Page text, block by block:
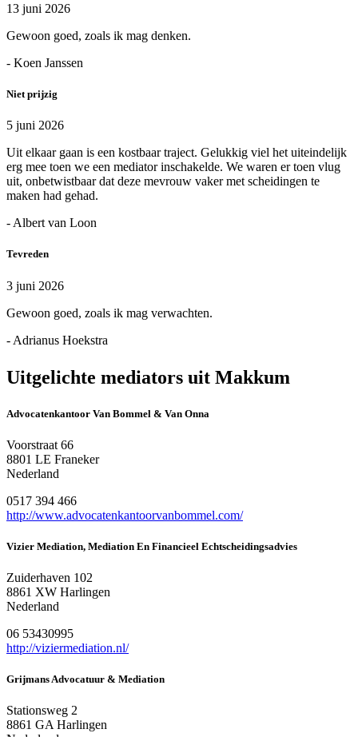
13 juni 2026
Gewoon goed, zoals ik mag denken.
- Koen Janssen
Niet prijzig
5 juni 2026
Uit elkaar gaan is een kostbaar traject. Gelukkig viel het uiteindelijk
erg mee toen we een mediator inschakelde. We waren er toen vlug
uit, onbetwistbaar dat deze mevrouw vaker met scheidingen te
maken had gehad.
- Albert van Loon
Tevreden
3 juni 2026
Gewoon goed, zoals ik mag verwachten.
- Adrianus Hoekstra
Uitgelichte mediators uit Makkum
Advocatenkantoor Van Bommel & Van Onna
Voorstraat 66
8801 LE Franeker
Nederland
0517 394 466
http://www.advocatenkantoorvanbommel.com/
Vizier Mediation, Mediation En Financieel Echtscheidingsadvies
Zuiderhaven 102
8861 XW Harlingen
Nederland
06 53430995
http://viziermediation.nl/
Grijmans Advocatuur & Mediation
Stationsweg 2
8861 GA Harlingen